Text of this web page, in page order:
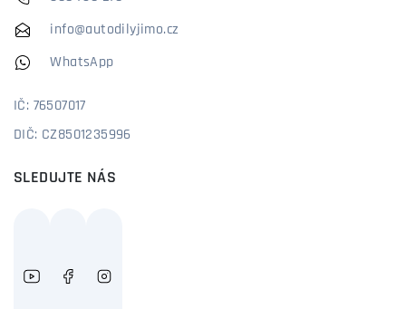
info@autodilyjimo.cz
WhatsApp
IČ: 76507017
DIČ: CZ8501235996
SLEDUJTE NÁS